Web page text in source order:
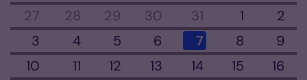
27
28 29 30 31 1
2
3
4 5 6 7 8
9
10
11 12 13 14 15
16